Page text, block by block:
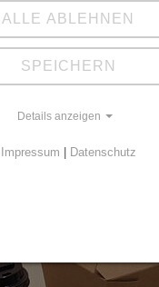
Gesundheitswesen
ALLE ABLEHNEN
SPEICHERN
Details anzeigen
Impressum | Datenschutz